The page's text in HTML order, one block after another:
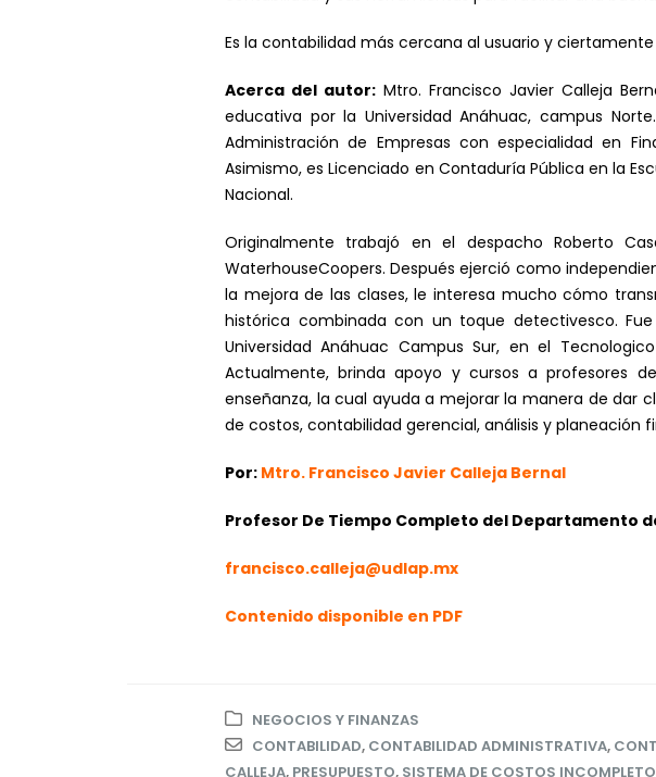
Es la contabilidad más cercana al usuario y
Acerca del autor: Mtro. Francisco Javier Calleja
educativa por la Universidad Anáhuac, campus
Administración de Empresas con especialidad en
Asimismo, es Licenciado en Contaduría Pública en la
Nacional.
Originalmente trabajó en el despacho Roberto
WaterhouseCoopers. Después ejerció como
la mejora de las clases, le interesa mucho cómo
histórica combinada con un toque detectivesco.
Universidad Anáhuac Campus Sur, en el
Actualmente, brinda apoyo y cursos a profesores
enseñanza, la cual ayuda a mejorar la manera de dar
de costos, contabilidad gerencial, análisis y planeación
Por: Mtro. Francisco Javier Calleja Bernal
Profesor De Tiempo Completo del Departamento
francisco.calleja@udlap.mx
Contenido disponible en PDF
NEGOCIOS Y FINANZAS
CONTABILIDAD, CONTABILIDAD ADMINISTRATIVA,
CALLEJA, PRESUPUESTO, SISTEMA DE COSTOS